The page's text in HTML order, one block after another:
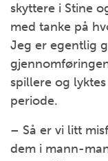
skyttere i Stine
med tanke på
Jeg er egentlig
spillere og
periode.
– Så er vi litt
dem i mann-